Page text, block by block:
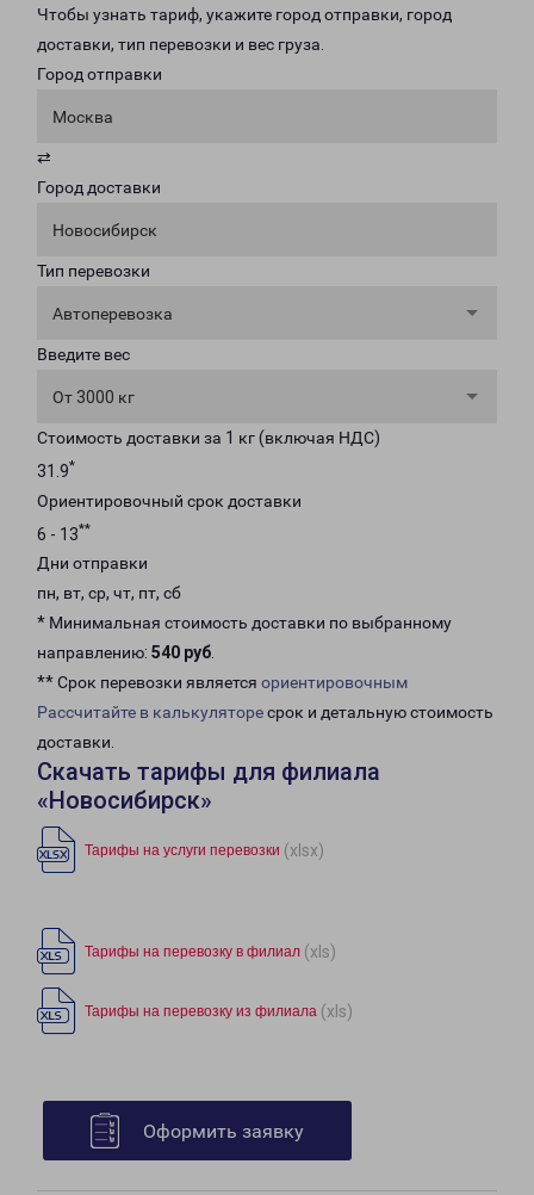
Чтобы узнать тариф, укажите город отправки, город
доставки, тип перевозки и вес груза.
Город отправки
Москва
⇄
Город доставки
Новосибирск
Тип перевозки
Автоперевозка
Введите вес
От 3000 кг
Стоимость доставки за 1 кг (включая НДС)
31.9*
Ориентировочный срок доставки
6 - 13**
Дни отправки
пн, вт, ср, чт, пт, сб
* Минимальная стоимость доставки по выбранному
направлению: 540 руб.
** Срок перевозки является ориентировочным
Рассчитайте в калькуляторесрок и детальную стоимость
доставки.
Скачать тарифы для филиала
«Новосибирск»
Тарифы на услуги перевозки (xlsx)
Тарифы на перевозку в филиал (xls)
Тарифы на перевозку из филиала (xls)
Оформить заявку